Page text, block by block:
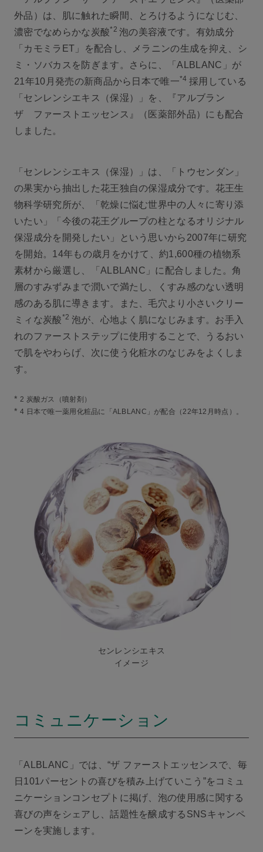
外品）は、肌に触れた瞬間、とろけるようになじむ、
濃密でなめらかな炭酸*2泡の美容液です。有効成分
「カモミラET」を配合し、メラニンの生成を抑え、シ
ミ・ソバカスを防ぎます。さらに、「ALBLANC」が
21年10月発売の新商品から日本で唯一*4採用している
「センレンシエキス（保湿）」を、『アルブラン
ザ ファーストエッセンス』（医薬部外品）にも配合
しました。
「センレンシエキス（保湿）」は、「トウセンダン」
の果実から抽出した花王独自の保湿成分です。花王生
物科学研究所が、「乾燥に悩む世界中の人々に寄り添
いたい」「今後の花王グループの柱となるオリジナル
保湿成分を開発したい」という思いから2007年に研究
を開始。14年もの歳月をかけて、約1,600種の植物系
素材から厳選し、「ALBLANC」に配合しました。角
層のすみずみまで潤いで満たし、くすみ感のない透明
感のある肌に導きます。また、毛穴より小さいクリー
ミィな炭酸*2 泡が、心地よく肌になじみます。お手入
れのファーストステップに使用することで、うるおい
で肌をやわらげ、次に使う化粧水のなじみをよくしま
す。
* 2 炭酸ガス（噴射剤）
* 4 日本で唯一薬用化粧品に「ALBLANC」が配合（22年12月時点）。
センレンシエキス
イメージ
コミュニケーション
「ALBLANC」では、“ザ ファーストエッセンスで、毎
日101パーセントの喜びを積み上げていこう”をコミュ
ニケーションコンセプトに掲げ、泡の使用感に関する
喜びの声をシェアし、話題性を醸成するSNSキャンペ
ーンを実施します。